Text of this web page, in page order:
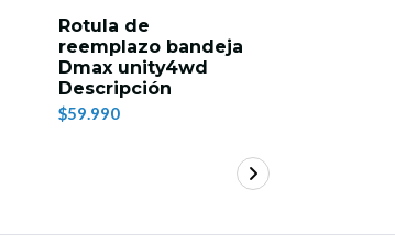
Rotula de
reemplazo bandeja
Dmax unity4wd
Descripción
$59.990